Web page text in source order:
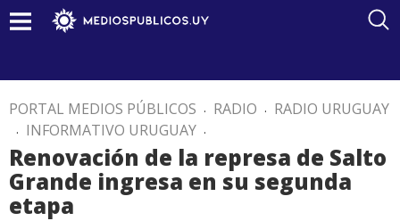
PORTAL MEDIOS PÚBLICOS . RADIO . RADIO URUGUAY
. INFORMATIVO URUGUAY .
Renovación de la represa de Salto
Grande ingresa en su segunda
etapa